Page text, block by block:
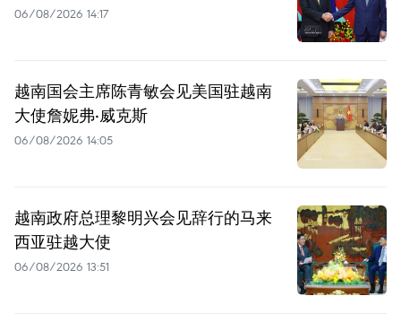
06/08/2026 14:17
越南国会主席陈青敏会见美国驻越南
大使詹妮弗·威克斯
06/08/2026 14:05
越南政府总理黎明兴会见辞行的马来
西亚驻越大使
06/08/2026 13:51